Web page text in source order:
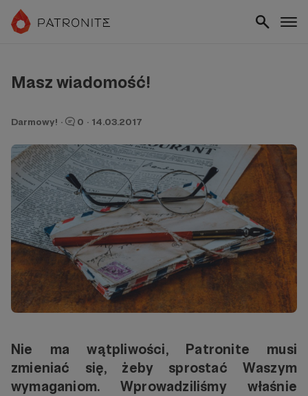
Masz wiadomość!
Darmowy! · 0 · 14.03.2017
Nie ma wątpliwości, Patronite musi
zmieniać się, żeby sprostać Waszym
wymaganiom. Wprowadziliśmy właśnie